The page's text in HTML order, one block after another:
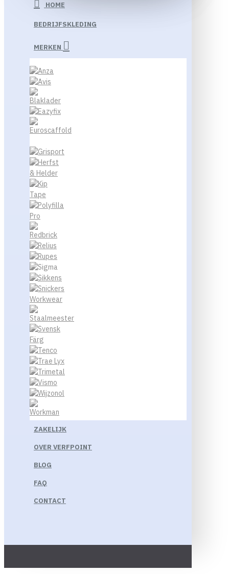
HOME
BEDRIJFSKLEDING
MERKEN
ZAKELIJK
OVER VERFPOINT
BLOG
FAQ
CONTACT